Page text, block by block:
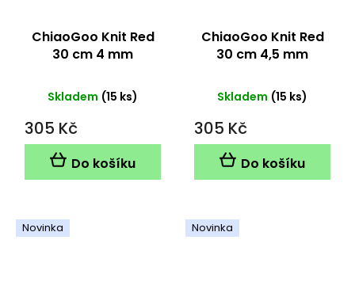
ChiaoGoo Knit Red
30 cm 4 mm
Skladem (15 ks)
305 Kč
Do košíku
ChiaoGoo Knit Red
30 cm 4,5 mm
Skladem (15 ks)
305 Kč
Do košíku
Novinka Novinka